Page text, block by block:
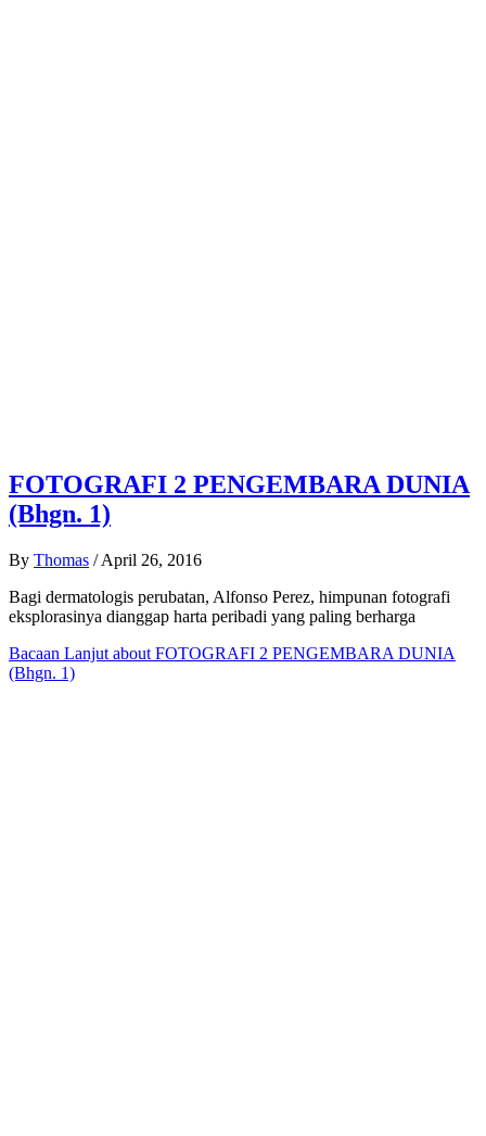
FOTOGRAFI 2 PENGEMBARA DUNIA
(Bhgn. 1)
By Thomas / April 26, 2016
Bagi dermatologis perubatan, Alfonso Perez, himpunan fotografi
eksplorasinya dianggap harta peribadi yang paling berharga
Bacaan Lanjut about FOTOGRAFI 2 PENGEMBARA DUNIA
(Bhgn. 1)